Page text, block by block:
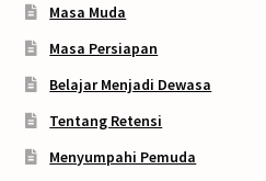
Masa Muda
Masa Persiapan
Belajar Menjadi Dewasa
Tentang Retensi
Menyumpahi Pemuda